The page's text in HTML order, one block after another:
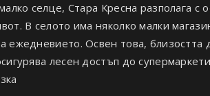
селце, Стара Кресна разполага с
В селото има няколко малки
ежедневието. Освен това, близостта
лесен достъп до